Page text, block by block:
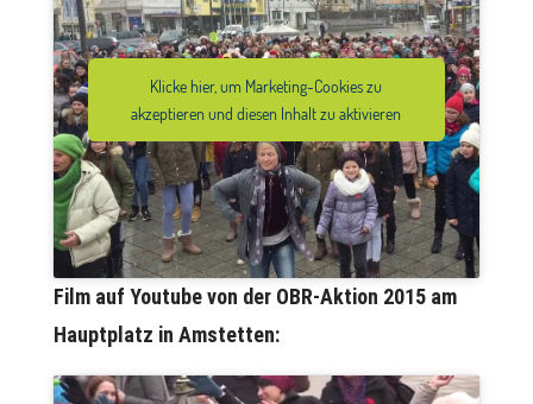
Klicke hier, um Marketing-Cookies zu
akzeptieren und diesen Inhalt zu aktivieren
Film auf Youtube von der OBR-Aktion 2015 am
Hauptplatz in Amstetten: